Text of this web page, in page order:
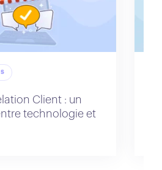
Client : un
technologie et